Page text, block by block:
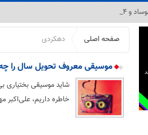
صفحه اصلی دهکردی
موسیقی معروف تحویل سال را چه
شاید موسیقی بختیاری
خاطره داریم، علی‌اکبر